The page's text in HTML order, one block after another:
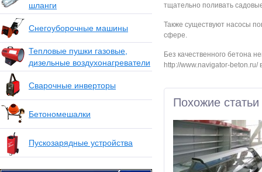
шланги
Снегоуборочные машины
Тепловые пушки газовые,
дизельные воздухонагреватели
Сварочные инверторы
Бетономешалки
Пускозарядные устройства
тщательно поливать
Также существуют насосы
сфере.
Без качественного бетона
http://www.navigator-beton.ru/
Похожие статьи